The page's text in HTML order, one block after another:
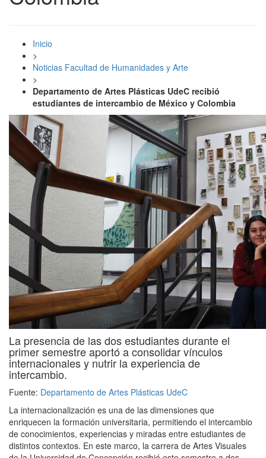
Inicio
>
Noticias Facultad de Humanidades y Arte
>
Departamento de Artes Plásticas UdeC recibió
estudiantes de intercambio de México y Colombia
La presencia de las dos estudiantes durante el
primer semestre aportó a consolidar vínculos
internacionales y nutrir la experiencia de
intercambio.
Fuente: Departamento de Artes Plásticas UdeC
La internacionalización es una de las dimensiones que
enriquecen la formación universitaria, permitiendo el intercambio
de conocimientos, experiencias y miradas entre estudiantes de
distintos contextos. En este marco, la carrera de Artes Visuales